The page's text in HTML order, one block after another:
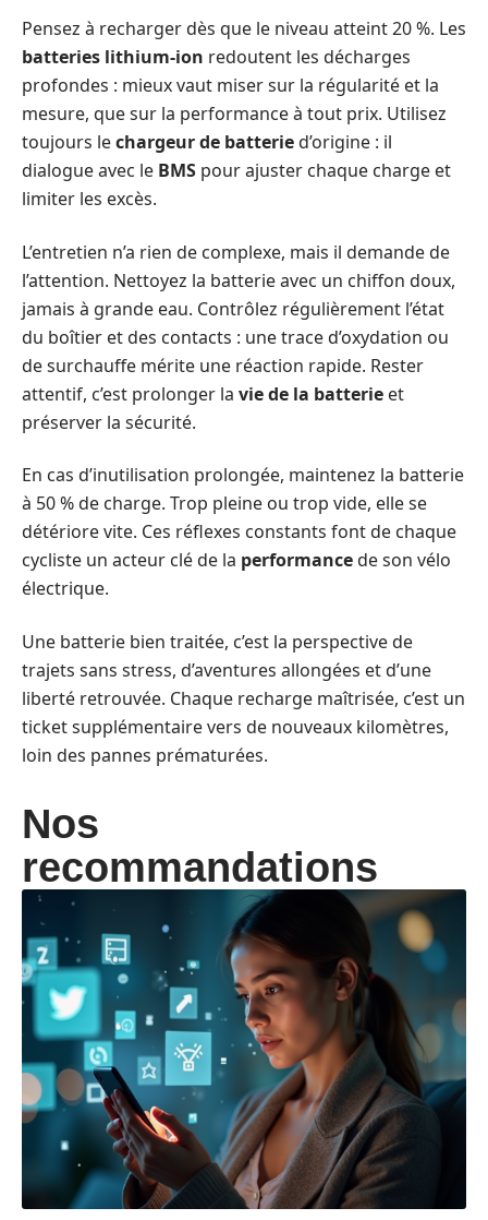
Pensez à recharger dès que le niveau atteint 20 %. Les
batteries lithium-ion redoutent les décharges
profondes : mieux vaut miser sur la régularité et la
mesure, que sur la performance à tout prix. Utilisez
toujours lechargeur de batteried’origine : il
dialogue avec le BMS pour ajuster chaque charge et
limiter les excès.
L’entretien n’a rien de complexe, mais il demande de
l’attention. Nettoyez la batterie avec un chiffon doux,
jamais à grande eau. Contrôlez régulièrement l’état
du boîtier et des contacts : une trace d’oxydation ou
de surchauffe mérite une réaction rapide. Rester
attentif, c’est prolonger la vie de la batterie et
préserver la sécurité.
En cas d’inutilisation prolongée, maintenez la batterie
à 50 % de charge. Trop pleine ou trop vide, elle se
détériore vite. Ces réflexes constants font de chaque
cycliste un acteur clé de la performancede son vélo
électrique.
Une batterie bien traitée, c’est la perspective de
trajets sans stress, d’aventures allongées et d’une
liberté retrouvée. Chaque recharge maîtrisée, c’est un
ticket supplémentaire vers de nouveaux kilomètres,
loin des pannes prématurées.
Nos
recommandations